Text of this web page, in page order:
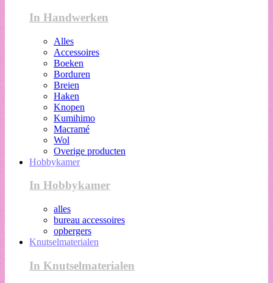
In Handwerken
Alles
Accessoires
Boeken
Borduren
Breien
Haken
Knopen
Kumihimo
Macramé
Wol
Overige producten
Hobbykamer
In Hobbykamer
alles
bureau accessoires
opbergers
Knutselmaterialen
In Knutselmaterialen